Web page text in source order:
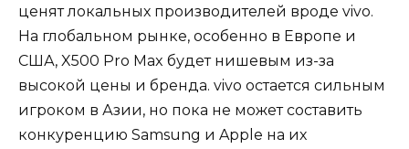
ценят локальных производителей вроде vivo.
На глобальном рынке, особенно в Европе и
США, X500 Pro Max будет нишевым из-за
высокой цены и бренда. vivo остается сильным
игроком в Азии, но пока не может составить
конкуренцию Samsung и Apple на их